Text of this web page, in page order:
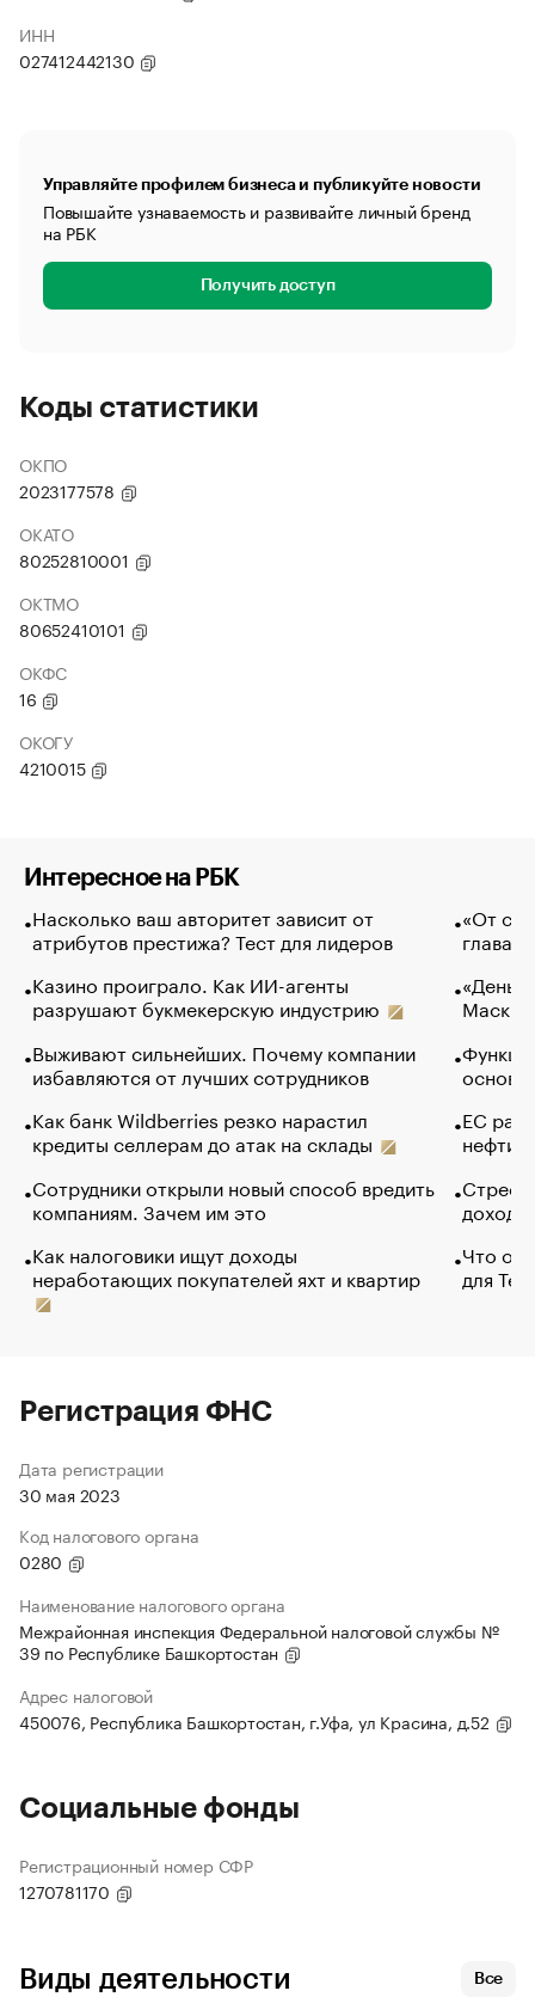
ИНН
027412442130
Управляйте профилем бизнеса и публикуйте новости
Повышайте узнаваемость и развивайте личный бренд
на РБК
Получить доступ
Коды статистики
ОКПО
2023177578
ОКАТО
80252810001
ОКТМО
80652410101
ОКФС
16
ОКОГУ
4210015
Интересное на РБК
Насколько ваш авторитет зависит от
атрибутов престижа? Тест для лидеров
Казино проиграло. Как ИИ-агенты
разрушают букмекерскую индустрию
Выживают сильнейших. Почему компании
избавляются от лучших сотрудников
Как банк Wildberries резко нарастил
кредиты селлерам до атак на склады
Сотрудники открыли новый способ вредить
компаниям. Зачем им это
Как налоговики ищут доходы
неработающих покупателей яхт и квартир
«От
глава
Маск в
основ
ЕС
нефти
Что
для
Регистрация ФНС
Дата регистрации
30 мая 2023
Код налогового органа
0280
Наименование налогового органа
Межрайонная инспекция Федеральной налоговой службы №
39 по Республике Башкортостан
Адрес налоговой
450076, Республика Башкортостан, г.Уфа, ул Красина, д.52
Социальные фонды
Регистрационный номер СФР
1270781170
Виды деятельности Все